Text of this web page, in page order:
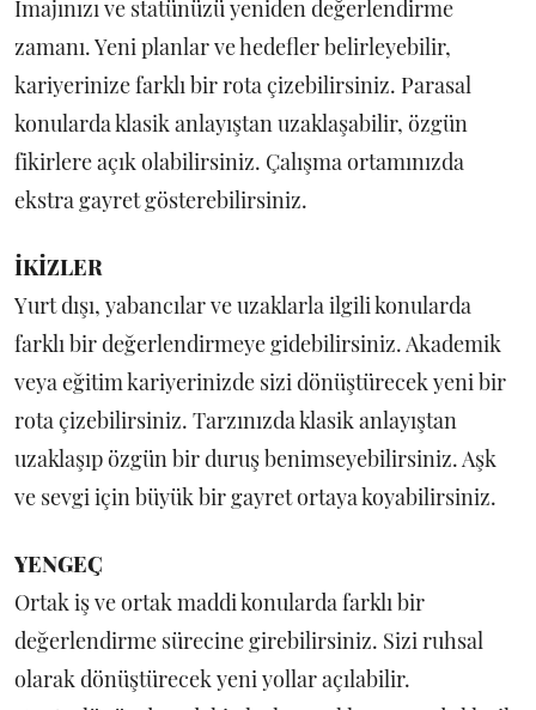
İmajınızı ve statünüzü yeniden değerlendirme
zamanı. Yeni planlar ve hedefler belirleyebilir,
kariyerinize farklı bir rota çizebilirsiniz. Parasal
konularda klasik anlayıştan uzaklaşabilir, özgün
fikirlere açık olabilirsiniz. Çalışma ortamınızda
ekstra gayret gösterebilirsiniz.
İKİZLER
Yurt dışı, yabancılar ve uzaklarla ilgili konularda
farklı bir değerlendirmeye gidebilirsiniz. Akademik
veya eğitim kariyerinizde sizi dönüştürecek yeni bir
rota çizebilirsiniz. Tarzınızda klasik anlayıştan
uzaklaşıp özgün bir duruş benimseyebilirsiniz. Aşk
ve sevgi için büyük bir gayret ortaya koyabilirsiniz.
YENGEÇ
Ortak iş ve ortak maddi konularda farklı bir
değerlendirme sürecine girebilirsiniz. Sizi ruhsal
olarak dönüştürecek yeni yollar açılabilir.